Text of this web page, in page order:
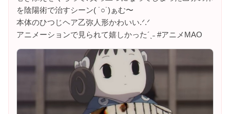
を陰陽術で治すシーン( ˙○˙)ぁむ〜
本体のひつじヘア乙弥人形かわいい.ᐟ.ᐟ
アニメーションで見られて嬉しかった´ˎ˗ #アニメMAO